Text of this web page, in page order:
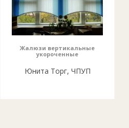
Жалюзи вертикальные
укороченные
Юнита Торг, ЧПУП